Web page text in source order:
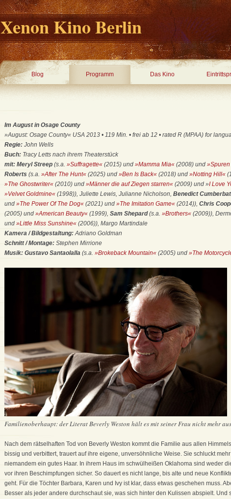
Xenon Kino Berlin
Blog Programm Das Kino
Im August in Osage County
»August: Osage County« USA 2013 • 119 Min. • frei ab 12 • rated R (MPAA) for
Regie: John Wells
Buch: Tracy Letts nach ihrem Theaterstück
mit: Meryl Streep (s.a. »Suffragette« (2015) und »Mamma Mia« (2008) und
Roberts (s.a. »After The Hunt« (2025) und »Ben Is Back« (2018) und »Notting Hill«
»The Ghostwriter« (2010) und »Männer die auf Ziegen starren« (2009) und »I Love
»Velvet Goldmine« (1998)), Juliette Lewis, Julianne Nicholson, Benedict
und »The Power Of The Dog« (2021) und »The Imitation Game« (2014)), Chris
(2005) und »American Beauty« (1999), Sam Shepard(s.a. »Brothers« (2009)),
und »Little Miss Sunshine« (2006)), Margo Martindale
Kamera / Bildgestaltung:Adriano Goldman
Schnitt / Montage: Stephen Mirrione
Musik: Gustavo Santaolalla (s.a. »Brokeback Mountain« (2005) und »The
Familienoberhaupt: der Literat Beverly Weston hält es mit seiner Frau nicht mehr
Nach dem rätselhaften Tod von Beverly Weston kommt die Familie aus allen
bissig und verbittert, trauert auf ihre eigene, unversöhnliche Weise. Sie schluckt
niemandem ein gutes Haar. In ihrem Haus im schwülheißen Oklahoma sind weder
vor ihren Beschimpfungen sicher. So dauert es nicht lange, bis alte und neue
geht. Für die Töchter Barbara, Karen und Ivy ist klar, dass etwas geschehen muss.
Besser als jeder andere durchschaut sie, was sich hinter den Kulissen abspielt.